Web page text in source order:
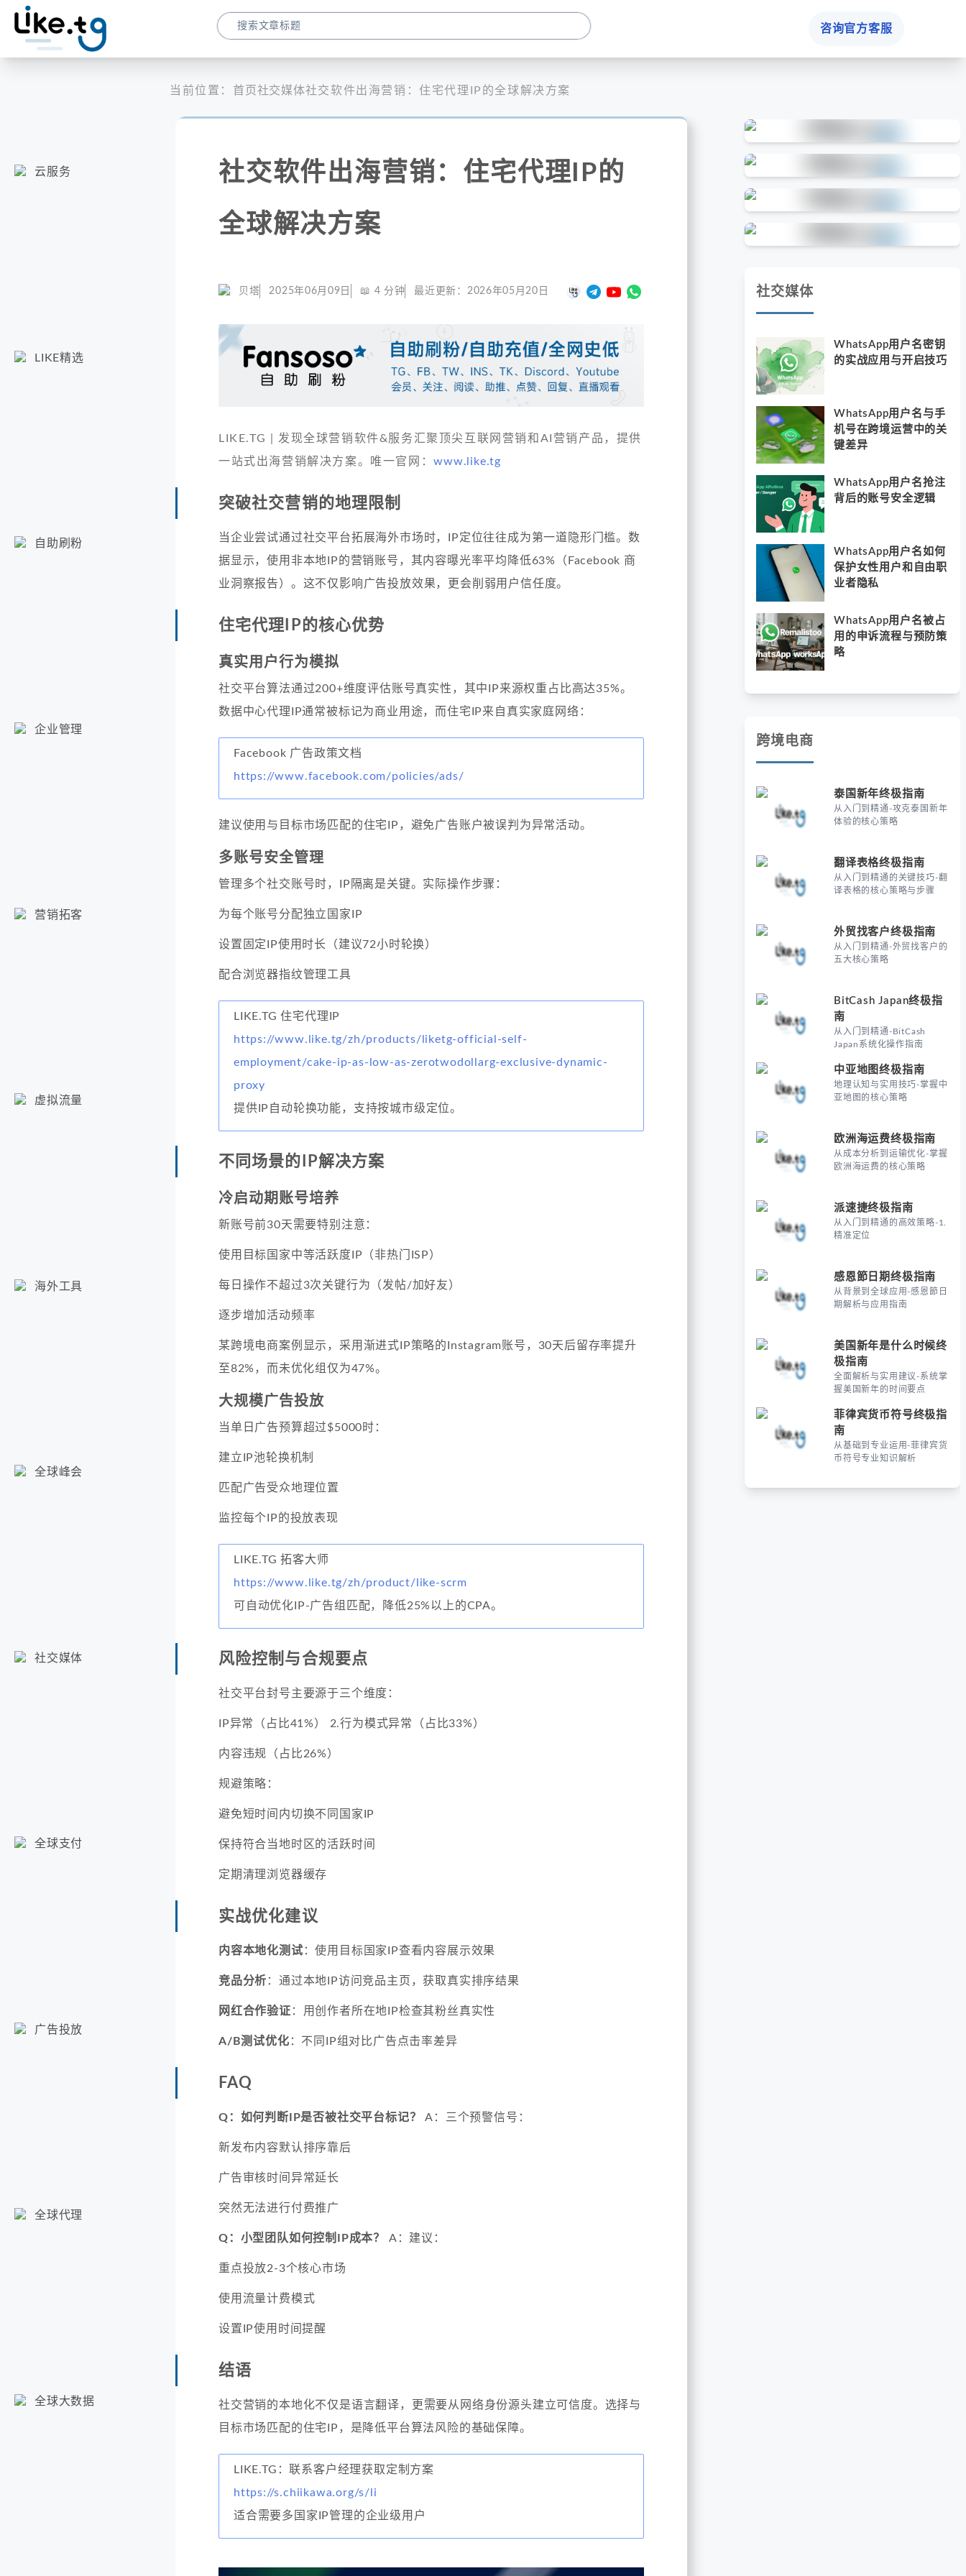
咨询官方客服
云服务
LIKE精选
自助刷粉
企业管理
营销拓客
虚拟流量
海外工具
全球峰会
社交媒体
全球支付
广告投放
全球代理
全球大数据
当前位置： 首页社交媒体社交软件出海营销：住宅代理IP的全球解决方案
社交软件出海营销：住宅代理IP的
全球解决方案
贝塔 2025年06月09日 📖 4 分钟 最近更新： 2026年05月20日
LIKE.TG | 发现全球营销软件&服务汇聚顶尖互联网营销和AI营销产品，提供
一站式出海营销解决方案。唯一官网：www.like.tg
突破社交营销的地理限制
当企业尝试通过社交平台拓展海外市场时，IP定位往往成为第一道隐形门槛。数
据显示，使用非本地IP的营销账号，其内容曝光率平均降低63%（Facebook 商
业洞察报告）。这不仅影响广告投放效果，更会削弱用户信任度。
住宅代理IP的核心优势
真实用户行为模拟
社交平台算法通过200+维度评估账号真实性，其中IP来源权重占比高达35%。
数据中心代理IP通常被标记为商业用途，而住宅IP来自真实家庭网络：
Facebook 广告政策文档
https://www.facebook.com/policies/ads/
建议使用与目标市场匹配的住宅IP，避免广告账户被误判为异常活动。
多账号安全管理
管理多个社交账号时，IP隔离是关键。实际操作步骤：
为每个账号分配独立国家IP
设置固定IP使用时长（建议72小时轮换）
配合浏览器指纹管理工具
LIKE.TG 住宅代理IP
https://www.like.tg/zh/products/liketg-official-self-
employment/cake-ip-as-low-as-zerotwodollarg-exclusive-dynamic-
proxy
提供IP自动轮换功能，支持按城市级定位。
不同场景的IP解决方案
冷启动期账号培养
新账号前30天需要特别注意：
使用目标国家中等活跃度IP（非热门ISP）
每日操作不超过3次关键行为（发帖/加好友）
逐步增加活动频率
某跨境电商案例显示，采用渐进式IP策略的Instagram账号，30天后留存率提升
至82%，而未优化组仅为47%。
大规模广告投放
当单日广告预算超过$5000时：
建立IP池轮换机制
匹配广告受众地理位置
监控每个IP的投放表现
LIKE.TG 拓客大师
https://www.like.tg/zh/product/like-scrm
可自动优化IP-广告组匹配，降低25%以上的CPA。
风险控制与合规要点
社交平台封号主要源于三个维度：
IP异常（占比41%） 2.行为模式异常（占比33%）
内容违规（占比26%）
规避策略：
避免短时间内切换不同国家IP
保持符合当地时区的活跃时间
定期清理浏览器缓存
实战优化建议
内容本地化测试 ：使用目标国家IP查看内容展示效果
竞品分析 ：通过本地IP访问竞品主页，获取真实排序结果
网红合作验证 ：用创作者所在地IP检查其粉丝真实性
A/B测试优化 ：不同IP组对比广告点击率差异
FAQ
Q：如何判断IP是否被社交平台标记？ A：三个预警信号：
新发布内容默认排序靠后
广告审核时间异常延长
突然无法进行付费推广
Q：小型团队如何控制IP成本？ A：建议：
重点投放2-3个核心市场
使用流量计费模式
设置IP使用时间提醒
结语
社交营销的本地化不仅是语言翻译，更需要从网络身份源头建立可信度。选择与
目标市场匹配的住宅IP，是降低平台算法风险的基础保障。
LIKE.TG：联系客户经理获取定制方案
https://s.chiikawa.org/s/li
适合需要多国家IP管理的企业级用户
社交媒体
WhatsApp用户名密钥
的实战应用与开启技巧
WhatsApp用户名与手
机号在跨境运营中的关
键差异
WhatsApp用户名抢注
背后的账号安全逻辑
WhatsApp用户名如何
保护女性用户和自由职
业者隐私
WhatsApp用户名被占
用的申诉流程与预防策
略
跨境电商
泰国新年终极指南
从入门到精通-攻克泰国新年
体验的核心策略
翻译表格终极指南
从入门到精通的关键技巧-翻
译表格的核心策略与步骤
外贸找客户终极指南
从入门到精通-外贸找客户的
五大核心策略
BitCash Japan终极指
南
从入门到精通-BitCash
Japan系统化操作指南
中亚地图终极指南
地理认知与实用技巧-掌握中
亚地图的核心策略
欧洲海运费终极指南
从成本分析到运输优化-掌握
欧洲海运费的核心策略
派速捷终极指南
从入门到精通的高效策略-1.
精准定位
感恩節日期终极指南
从背景到全球应用-感恩節日
期解析与应用指南
美国新年是什么时候终
极指南
全面解析与实用建议-系统掌
握美国新年的时间要点
菲律宾货币符号终极指
南
从基础到专业运用-菲律宾货
币符号专业知识解析